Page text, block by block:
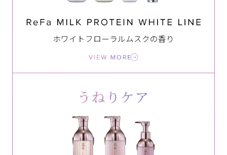
ホワイトフローラルムスクの香り